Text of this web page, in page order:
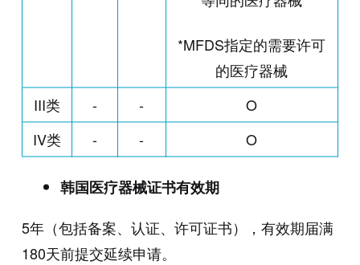
*MFDS指定的需要许可
的医疗器械
III类
- -
O
IV类
- - O
韩国医疗器械证书有效期
5年（包括备案、认证、许可证书），有效期届满
180天前提交延续申请。